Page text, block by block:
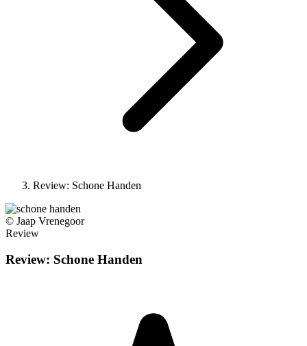
Review: Schone Handen
© Jaap Vrenegoor
Review
Review: Schone Handen